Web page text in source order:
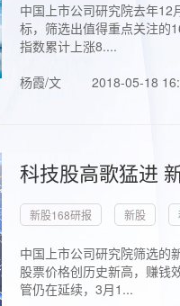
中国上市公司研究院去年
标，筛选出值得重点关注的
指数累计上涨8....
杨霞/文
2018-05-18
科技股高歌猛进
新股168研报 新股
中国上市公司研究院筛选的
股票价格创历史新高，赚钱
管仍在延续，3月1...